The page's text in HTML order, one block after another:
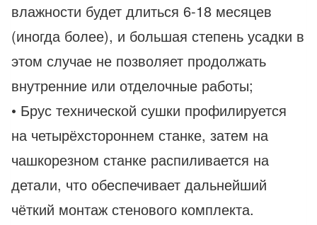
влажности будет длиться 6-18 месяцев
(иногда более), и большая степень усадки в
этом случае не позволяет продолжать
внутренние или отделочные работы;
• Брус технической сушки профилируется
на четырёхстороннем станке, затем на
чашкорезном станке распиливается на
детали, что обеспечивает дальнейший
чёткий монтаж стенового комплекта.